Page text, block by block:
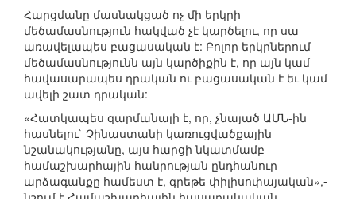
Հարցմանը մասնակցած ոչ մի երկրի
մեծամասնություն հակված չէ կարծելու, որ սա
առավելապես բացասական է: Բոլոր երկրներում
մեծամասնությունն այն կարծիքին է, որ այն կամ
հավասարապես դրական ու բացասական է եւ կամ
ավելի շատ դրական:
«Հատկապես զարմանալի է, որ, չնայած ԱՄՆ-ին
հասնելու` Չինաստանի կառուցվածքային
նշանակությանը, այս հարցի նկատմամբ
համաշխարհային հանրության ընդհանուր
արձագանքը համեստ է, գրեթե փիլիսոփայական»,-